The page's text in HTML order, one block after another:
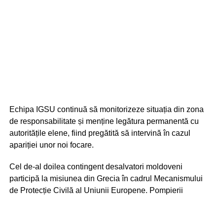
Echipa IGSU continuă să monitorizeze situația din zona
de responsabilitate și menține legătura permanentă cu
autoritățile elene, fiind pregătită să intervină în cazul
apariției unor noi focare.
Cel de-al doilea contingent desalvatori moldoveni
participă la misiunea din Grecia în cadrul Mecanismului
de Protecție Civilă al Uniunii Europene. Pompierii